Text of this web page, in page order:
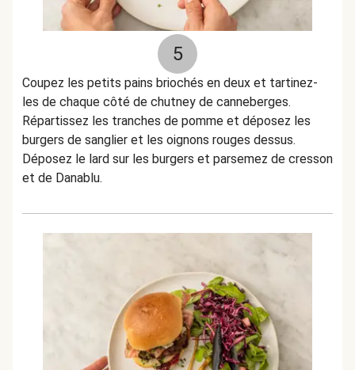
5
Coupez les petits pains briochés en deux et tartinez-
les de chaque côté de chutney de canneberges.
Répartissez les tranches de pomme et déposez les
burgers de sanglier et les oignons rouges dessus.
Déposez le lard sur les burgers et parsemez de cresson
et de Danablu.